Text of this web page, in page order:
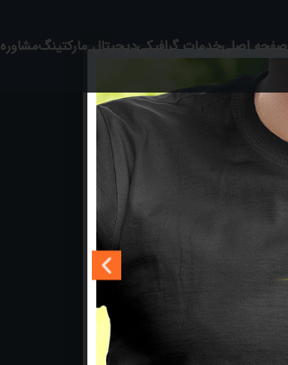
صفحه اصلیخدمات گرافیکیدیجیتال مارکتینگمشاوره